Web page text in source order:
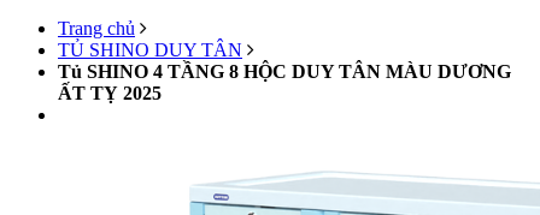
Trang chủ
TỦ SHINO DUY TÂN
Tủ SHINO 4 TẦNG 8 HỘC DUY TÂN MÀU DƯƠNG
ẤT TỴ 2025